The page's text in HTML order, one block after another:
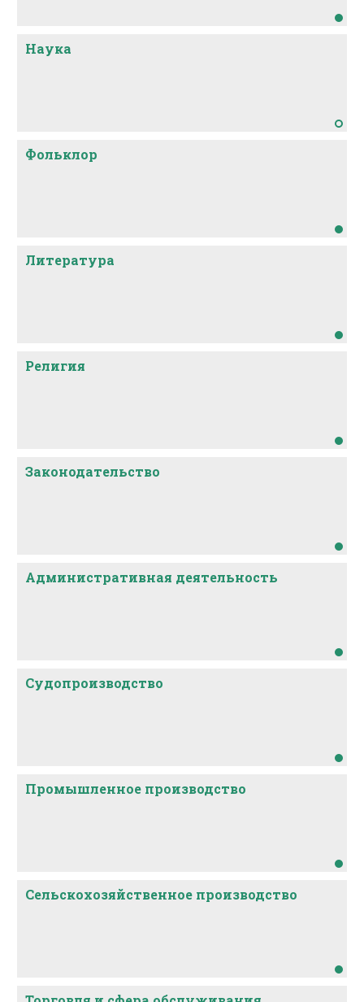
Наука
Фольклор
Литература
Религия
Законодательство
Административная деятельность
Судопроизводство
Промышленное производство
Сельскохозяйственное производство